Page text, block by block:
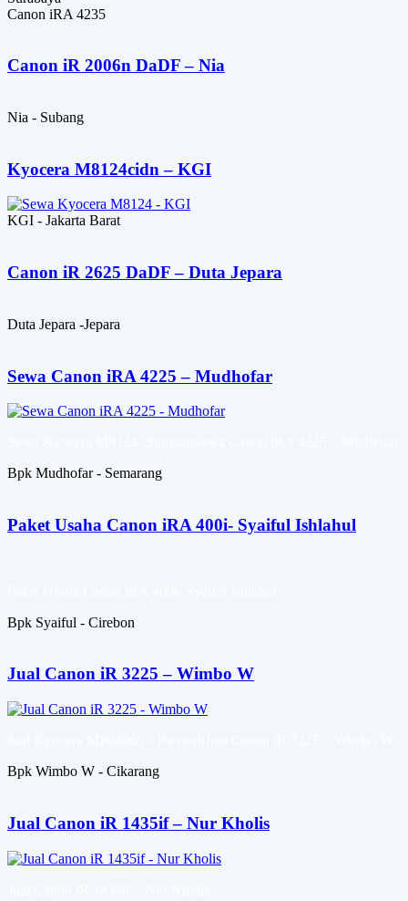
Canon iRA 4235
Canon iR 2006n DaDF – Nia
Nia - Subang
Kyocera M8124cidn – KGI
KGI - Jakarta Barat
Canon iR 2625 DaDF – Duta Jepara
Duta Jepara -Jepara
Sewa Canon iRA 4225 – Mudhofar
Bpk Mudhofar - Semarang
Paket Usaha Canon iRA 400i- Syaiful Ishlahul
Bpk Syaiful - Cirebon
Jual Canon iR 3225 – Wimbo W
Bpk Wimbo W - Cikarang
Jual Canon iR 1435if – Nur Kholis